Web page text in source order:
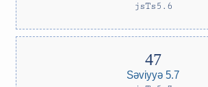
jsTs5.6
Səviyyə 5.7